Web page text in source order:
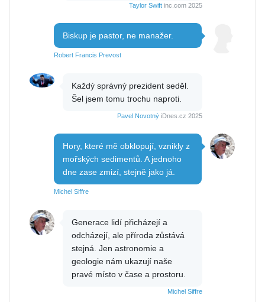
Taylor Swift inc.com 2025
Biskup je pastor, ne manažer.
Robert Francis Prevost
Každý správný prezident seděl.
Šel jsem tomu trochu naproti.
Pavel Novotný iDnes.cz 2025
Hory, které mě obklopují, vznikly z
mořských sedimentů. A jednoho
dne zase zmizí, stejně jako já.
Michel Siffre
Generace lidí přicházejí a
odcházejí, ale příroda zůstává
stejná. Jen astronomie a
geologie nám ukazují naše
pravé místo v čase a prostoru.
Michel Siffre